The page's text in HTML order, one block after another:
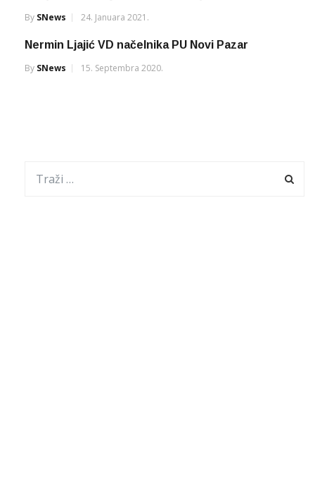
By SNews 24. Januara 2021.
Nermin Ljajić VD načelnika PU Novi Pazar
By SNews 15. Septembra 2020.